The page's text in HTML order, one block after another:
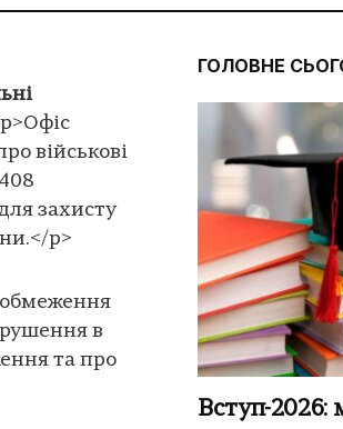
військові
захисту
p>
обмеження
в
та про
ГОЛОВНЕ
Вступ-2026: